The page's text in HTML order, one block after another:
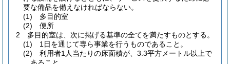
要な備品を備えなければならない。
(1)
多目的室
(2)
便所
2
多目的室は、次に掲げる基準の全てを満たすものとする。
(1)
1日を通じて専ら事業を行うものであること。
(2)
利用者1人当たりの床面積が、3.3平方メートル以上で